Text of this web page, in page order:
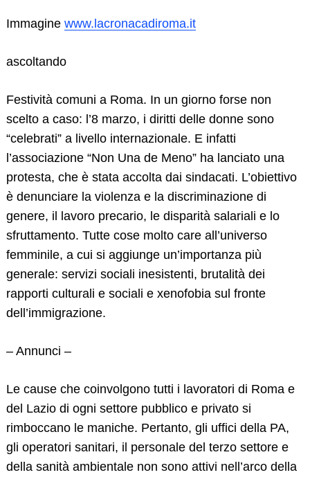
Immagine www.lacronacadiroma.it
ascoltando
Festività comuni a Roma. In un giorno forse non
scelto a caso: l’8 marzo, i diritti delle donne sono
“celebrati” a livello internazionale. E infatti
l’associazione “Non Una de Meno” ha lanciato una
protesta, che è stata accolta dai sindacati. L’obiettivo
è denunciare la violenza e la discriminazione di
genere, il lavoro precario, le disparità salariali e lo
sfruttamento. Tutte cose molto care all’universo
femminile, a cui si aggiunge un’importanza più
generale: servizi sociali inesistenti, brutalità dei
rapporti culturali e sociali e xenofobia sul fronte
dell’immigrazione.
– Annunci –
Le cause che coinvolgono tutti i lavoratori di Roma e
del Lazio di ogni settore pubblico e privato si
rimboccano le maniche. Pertanto, gli uffici della PA,
gli operatori sanitari, il personale del terzo settore e
della sanità ambientale non sono attivi nell’arco della
Search